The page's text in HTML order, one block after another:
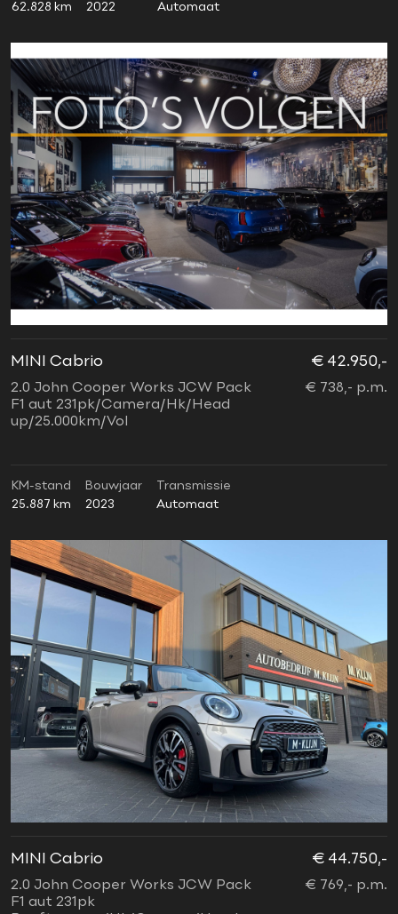
62.828 km
2022
Automaat
MINI Cabrio
2.0 John Cooper Works JCW Pack
F1 aut 231pk/Camera/Hk/Head
up/25.000km/Vol
€ 42.950,-
€ 738,- p.m.
KM-stand
25.887 km
Bouwjaar
2023
Transmissie
Automaat
MINI Cabrio
2.0 John Cooper Works JCW Pack
F1 aut 231pk
€ 44.750,-
€ 769,- p.m.